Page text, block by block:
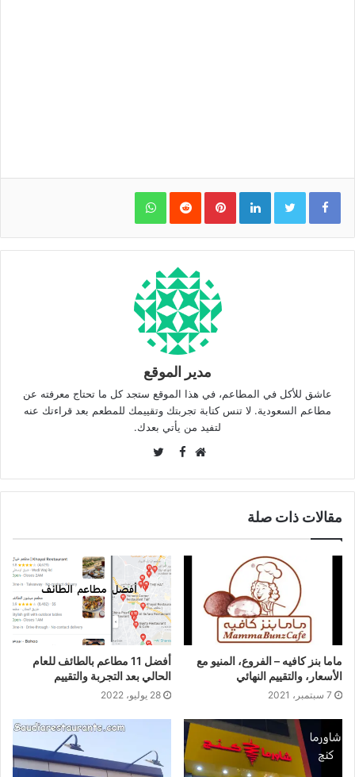
LinkedIn
Pinterest
WhatsApp
مدير الموقع
عاشق للأكل في المطاعم، في هذا الموقع ستجد كل ما تحتاج معرفته عن
مطاعم السعودية. لا تنس كتابة تجربتك وتقييمك للمطعم بعد قراءتك عنه
لتفيد من يأتي بعدك.
Facebook
مقالات ذات صلة
ماما بنز كافيه – الفروع، المنيو مع
الأسعار، والتقييم النهائي
7 سبتمبر، 2021
أفضل 11 مطاعم بالطائف للعام
الحالي بعد التجربة والتقييم
28 يوليو، 2022